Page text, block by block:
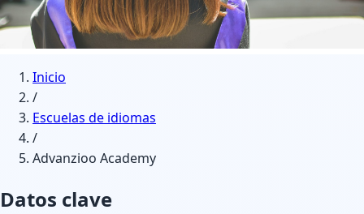
Inicio
/
Escuelas de idiomas
/
Advanzioo Academy
Datos clave